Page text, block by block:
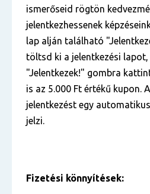
ismerőseid rögtön
jelentkezhessenek
lap alján található
töltsd ki a jelentkezési
"Jelentkezek!" gombra
is az 5.000 Ft értékű kupon.
jelentkezést egy
jelzi.
Fizetési könnyítések: